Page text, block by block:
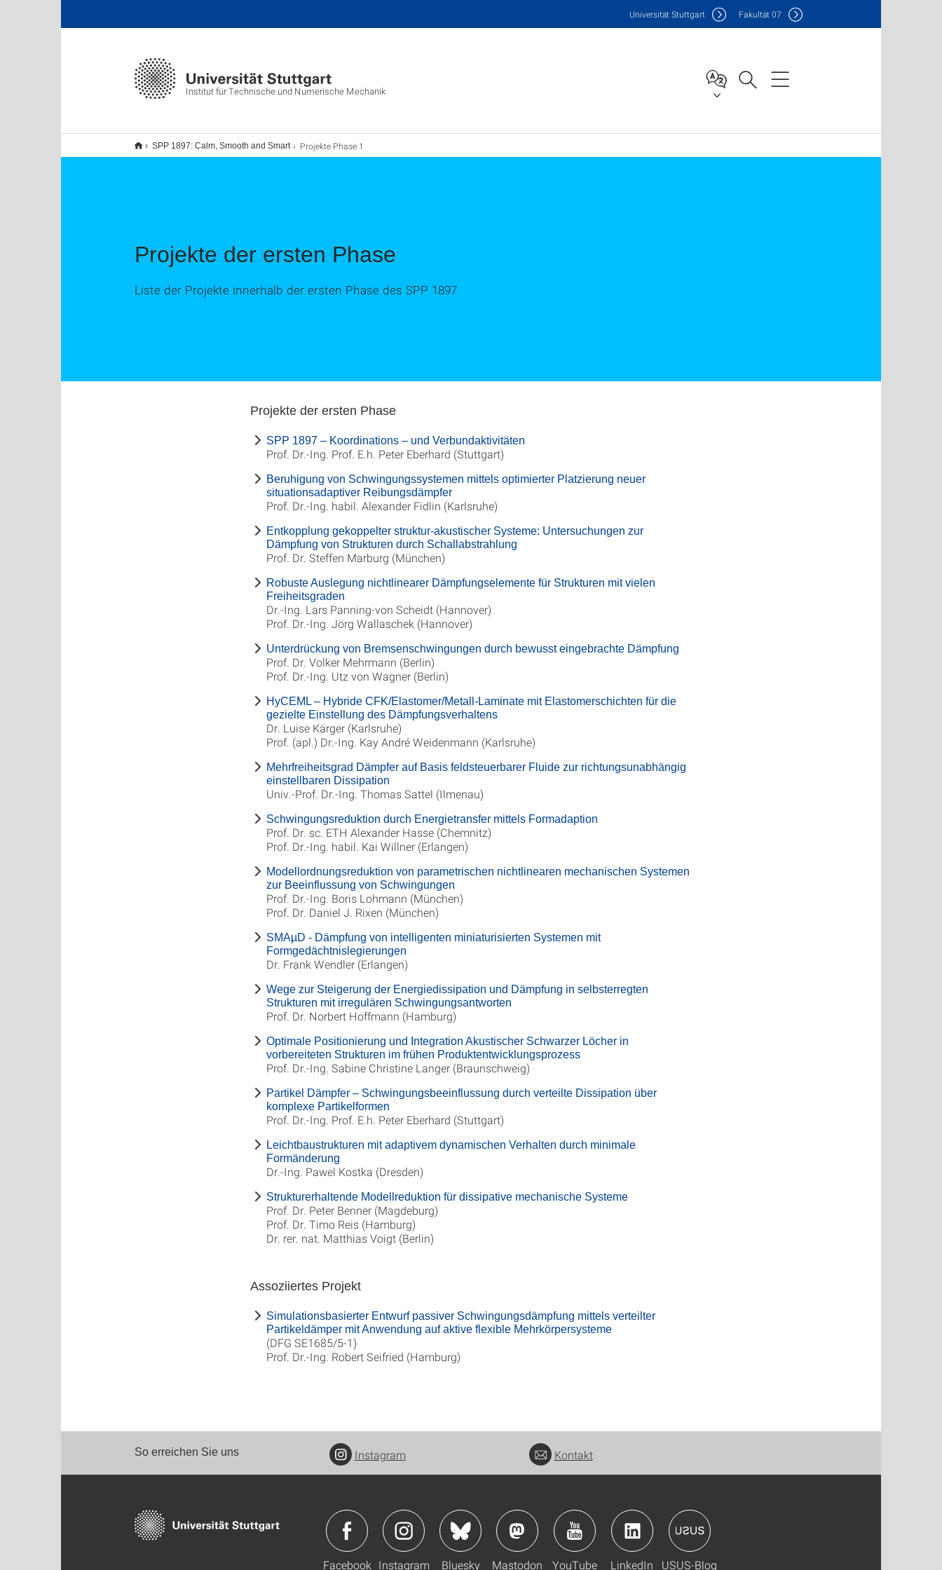
Institut für Technische und Numerische Mechanik
Universität Stuttgart Fakultät07
SPP 1897: Calm, Smooth and Smart Projekte Phase 1
Projekte der ersten Phase
Liste der Projekte innerhalb der ersten Phase des SPP 1897
Projekte der ersten Phase
SPP 1897 – Koordinations – und Verbundaktivitäten
Prof. Dr.-Ing. Prof. E.h. Peter Eberhard (Stuttgart)
Beruhigung von Schwingungssystemen mittels optimierter Platzierung neuer
situationsadaptiver Reibungsdämpfer
Prof. Dr.-Ing. habil. Alexander Fidlin (Karlsruhe)
Entkopplung gekoppelter struktur-akustischer Systeme: Untersuchungen zur
Dämpfung von Strukturen durch Schallabstrahlung
Prof. Dr. Steffen Marburg (München)
Robuste Auslegung nichtlinearer Dämpfungselemente für Strukturen mit vielen
Freiheitsgraden
Dr.-Ing. Lars Panning-von Scheidt (Hannover)
Prof. Dr.-Ing. Jörg Wallaschek (Hannover)
Unterdrückung von Bremsenschwingungen durch bewusst eingebrachte Dämpfung
Prof. Dr. Volker Mehrmann (Berlin)
Prof. Dr.-Ing. Utz von Wagner (Berlin)
HyCEML – Hybride CFK/Elastomer/Metall-Laminate mit Elastomerschichten für die
gezielte Einstellung des Dämpfungsverhaltens
Dr. Luise Kärger (Karlsruhe)
Prof. (apl.) Dr.-Ing. Kay André Weidenmann (Karlsruhe)
Mehrfreiheitsgrad Dämpfer auf Basis feldsteuerbarer Fluide zur richtungsunabhängig
einstellbaren Dissipation
Univ.-Prof. Dr.-Ing. Thomas Sattel (Ilmenau)
Schwingungsreduktion durch Energietransfer mittels Formadaption
Prof. Dr. sc. ETH Alexander Hasse (Chemnitz)
Prof. Dr.-Ing. habil. Kai Willner (Erlangen)
Modellordnungsreduktion von parametrischen nichtlinearen mechanischen Systemen
zur Beeinflussung von Schwingungen
Prof. Dr.-Ing. Boris Lohmann (München)
Prof. Dr. Daniel J. Rixen (München)
SMAµD - Dämpfung von intelligenten miniaturisierten Systemen mit
Formgedächtnislegierungen
Dr. Frank Wendler (Erlangen)
Wege zur Steigerung der Energiedissipation und Dämpfung in selbsterregten
Strukturen mit irregulären Schwingungsantworten
Prof. Dr. Norbert Hoffmann (Hamburg)
Optimale Positionierung und Integration Akustischer Schwarzer Löcher in
vorbereiteten Strukturen im frühen Produktentwicklungsprozess
Prof. Dr.-Ing. Sabine Christine Langer (Braunschweig)
Partikel Dämpfer – Schwingungsbeeinflussung durch verteilte Dissipation über
komplexe Partikelformen
Prof. Dr.-Ing. Prof. E.h. Peter Eberhard (Stuttgart)
Leichtbaustrukturen mit adaptivem dynamischen Verhalten durch minimale
Formänderung
Dr.-Ing. Pawel Kostka (Dresden)
Strukturerhaltende Modellreduktion für dissipative mechanische Systeme
Prof. Dr. Peter Benner (Magdeburg)
Prof. Dr. Timo Reis (Hamburg)
Dr. rer. nat. Matthias Voigt (Berlin)
Assoziiertes Projekt
Simulationsbasierter Entwurf passiver Schwingungsdämpfung mittels verteilter
Partikeldämper mit Anwendung auf aktive flexible Mehrkörpersysteme
(DFG SE1685/5-1)
Prof. Dr.-Ing. Robert Seifried (Hamburg)
So erreichen Sie uns Instagram Kontakt
Facebook Instagram Bluesky Mastodon YouTube LinkedIn USUS-Blog